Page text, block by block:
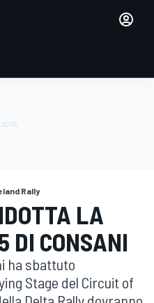
Rally
LA
DI CONSANI
ha sbattuto
Stage del Circuit of